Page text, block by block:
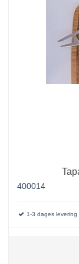
400014
1-3 dages levering